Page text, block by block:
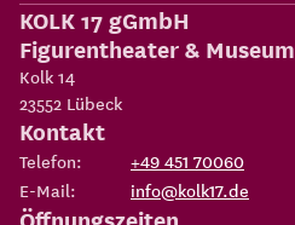
KOLK 17 gGmbH
Figurentheater & Museum
Kolk 14
23552 Lübeck
Kontakt
Telefon:
+49 451 70060
E-Mail:
info@kolk17.de